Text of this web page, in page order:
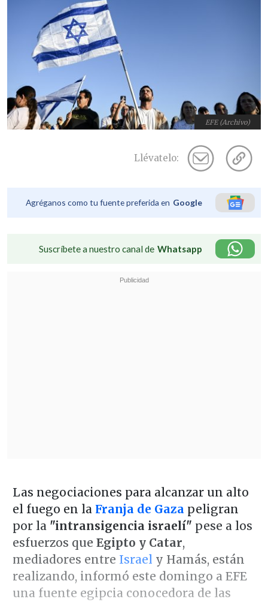
EFE (Archivo)
Llévatelo:
Agréganos como tu fuente preferida en Google
Suscríbete a nuestro canal de Whatsapp
Las negociaciones para alcanzar un alto
el fuego en la Franja de Gaza peligran
por la "intransigencia israelí" pese a los
esfuerzos que Egipto y Catar,
mediadores entre Israel y Hamás, están
realizando, informó este domingo a EFE
una fuente egipcia conocedora de las